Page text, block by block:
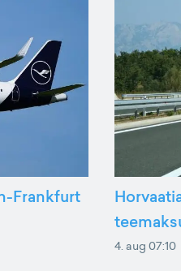
Frankfurt
4. aug 07:10